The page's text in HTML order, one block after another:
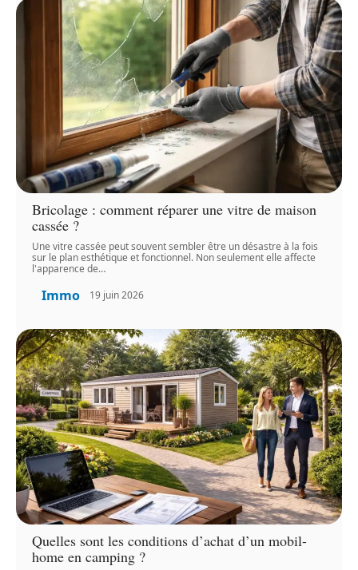
Bricolage : comment réparer une vitre de maison
cassée ?
Une vitre cassée peut souvent sembler être un désastre à la fois
sur le plan esthétique et fonctionnel. Non seulement elle affecte
l'apparence de…
Immo 19 juin 2026
Quelles sont les conditions d’achat d’un mobil-
home en camping ?